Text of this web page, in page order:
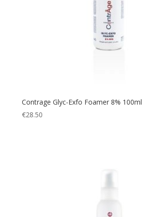
Contrage Glyc-Exfo Foamer 8% 100ml
€28.50